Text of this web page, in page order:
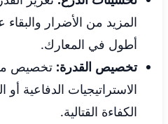
المزيد من الأضرار والبقاء
أطول في المعارك.
تخصيص القدرة: تخصيص
الاستراتيجيات الدفاعية
الكفاءة القتالية.